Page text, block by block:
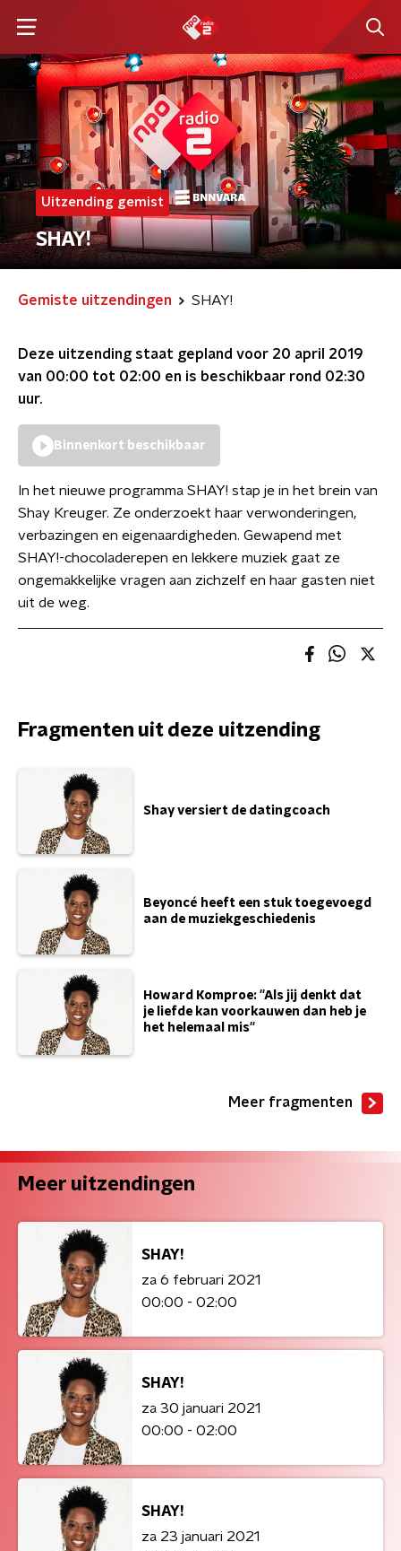
Uitzending gemist
SHAY!
Gemiste uitzendingen SHAY!
Deze uitzending staat gepland voor 20 april 2019
van 00:00 tot 02:00 en is beschikbaar rond 02:30
uur.
Binnenkort beschikbaar
In het nieuwe programma SHAY! stap je in het brein van
Shay Kreuger. Ze onderzoekt haar verwonderingen,
verbazingen en eigenaardigheden. Gewapend met
SHAY!-chocoladerepen en lekkere muziek gaat ze
ongemakkelijke vragen aan zichzelf en haar gasten niet
uit de weg.
Fragmenten uit deze uitzending
Shay versiert de datingcoach
Beyoncé heeft een stuk toegevoegd
aan de muziekgeschiedenis
Howard Komproe: ''Als jij denkt dat
je liefde kan voorkauwen dan heb je
het helemaal mis''
Meer fragmenten
Meer uitzendingen
SHAY!
za 6 februari 2021
00:00 - 02:00
SHAY!
za 30 januari 2021
00:00 - 02:00
SHAY!
za 23 januari 2021